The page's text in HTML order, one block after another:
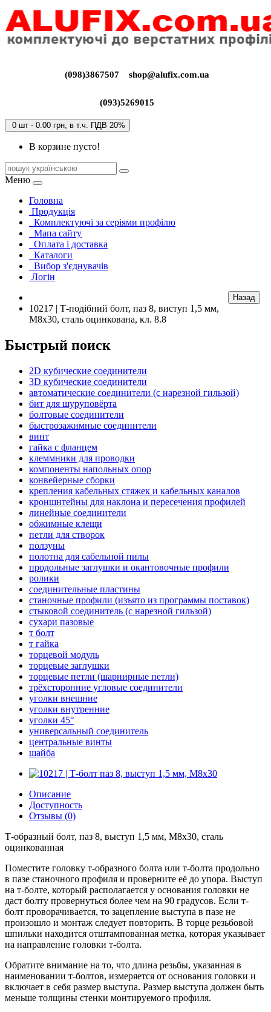
(098)3867507 shop@alufix.com.ua
(093)5269015
0 шт - 0.00 грн, в т.ч. ПДВ 20%
В корзине пусто!
Меню
Головна
Продукція
Комплектуючі за серіями профілю
Мапа сайту
Оплата і доставка
Каталоги
Вибор з'єднувачів
Логін
10217 | Т-подібний болт, паз 8, виступ 1,5 мм,
М8х30, сталь оцинкована, кл. 8.8
Быстрый поиск
2D кубические соединители
3D кубические соединители
автоматические соединители (с нарезной гильзой)
бит для шуруповёрта
болтовые соединители
быстрозажимные соединители
винт
гайка с фланцем
клеммники для проводки
компоненты напольных опор
конвейерные сборки
крепления кабельных стяжек и кабельных каналов
кроншнтейны для наклона и пересечения профилей
линейные соединители
обжимные клещи
петли для створок
ползуны
полотна для сабельной пилы
продольные заглушки и окантовочные профили
ролики
соединительные пластины
станочные профили (изъято из программы поставок)
стыковой соединитель (с нарезной гильзой)
сухари пазовые
т болт
т гайка
торцевой модуль
торцевые заглушки
торцевые петли (шарнирные петли)
трёхсторонние угловые соединители
уголки внешние
уголки внутренние
уголки 45°
универсальный соединитель
центральные винты
шайба
Описание
Доступность
Отзывы (0)
Т-образный болт, паз 8, выступ 1,5 мм, М8х30, сталь
оцинкованная
Поместите головку т-образного болта или т-болта продольно
в пазе станочного профиля и проверните её до упора. Выступ
на т-болте, который располагается у основания головки не
даст болту провернуться более чем на 90 градусов. Если т-
болт проворачивается, то зацепление выступа в пазе не
произошло и монтаж следует повторить. В торце резьбовой
шпильки находится отштампованная метка, которая указывает
на направление головки т-болта.
Обратите внимание на то, что длина резьбы, указанная в
наименовании т-болтов, измеряется от основания головки и
включает в себя размер выступа. Размер выступа должен быть
меньше толщины стенки монтируемого профиля.